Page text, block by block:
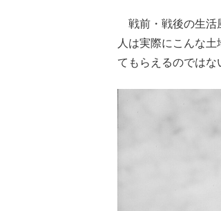
戦前・戦後の生活
人は実際にこんな
てもらえるのではな